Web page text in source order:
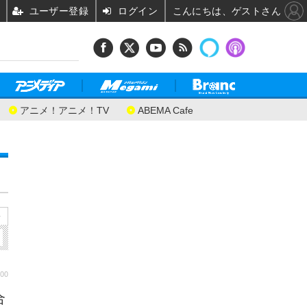
アニメ！アニメ！TV ABEMA Cafe
ユーザー登録 ログイン こんにちは、ゲストさん